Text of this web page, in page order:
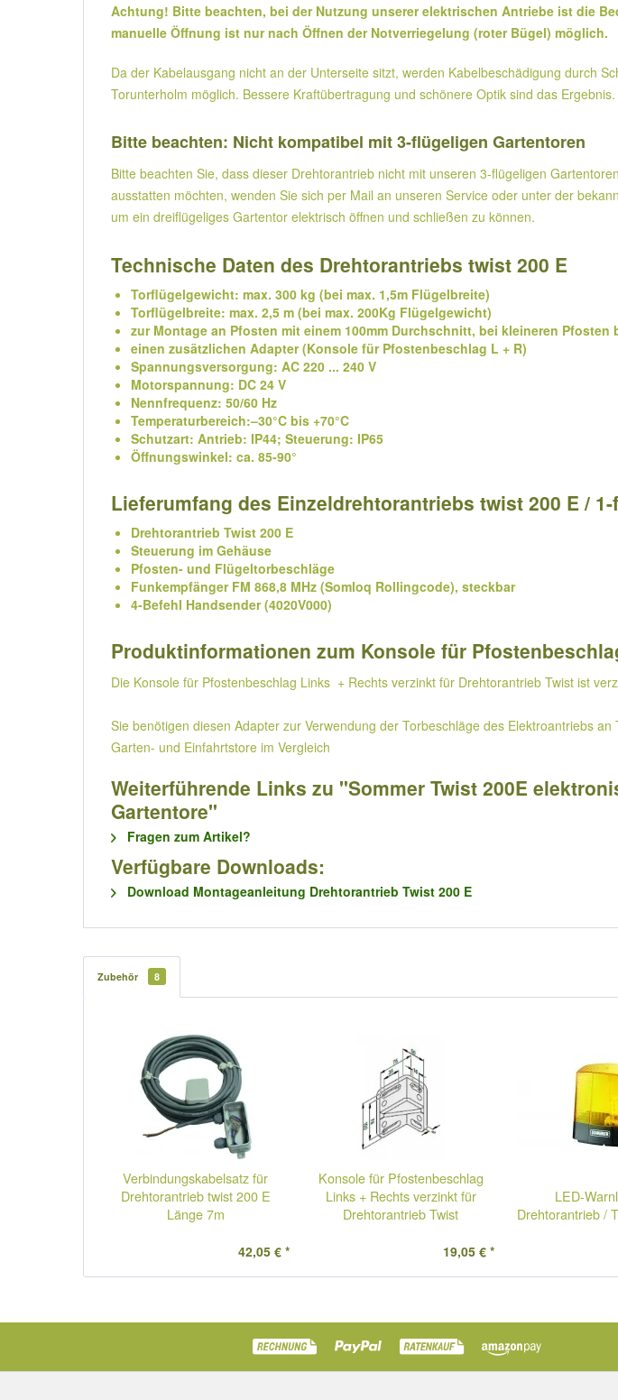
Achtung! Bitte beachten, bei der Nutzung unserer elektrischen Antriebe ist die
manuelle Öffnung ist nur nach Öffnen der Notverriegelung (roter Bügel) möglich.
Da der Kabelausgang nicht an der Unterseite sitzt, werden Kabelbeschädigung durch
Torunterholm möglich. Bessere Kraftübertragung und schönere Optik sind das Ergebnis.
Bitte beachten: Nicht kompatibel mit 3-flügeligen Gartentoren
Bitte beachten Sie, dass dieser Drehtorantrieb nicht mit unseren 3-flügeligen
ausstatten möchten, wenden Sie sich per Mail an unseren Service oder unter der
um ein dreiflügeliges Gartentor elektrisch öffnen und schließen zu können.
Technische Daten des Drehtorantriebs twist 200 E
Torflügelgewicht: max. 300 kg (bei max. 1,5m Flügelbreite)
Torflügelbreite: max. 2,5 m (bei max. 200Kg Flügelgewicht)
zur Montage an Pfosten mit einem 100mm Durchschnitt, bei kleineren Pfosten
einen zusätzlichen Adapter (Konsole für Pfostenbeschlag L + R)
Spannungsversorgung: AC 220 ... 240 V
Motorspannung: DC 24 V
Nennfrequenz: 50/60 Hz
Temperaturbereich:–30°C bis +70°C
Schutzart: Antrieb: IP44; Steuerung: IP65
Öffnungswinkel: ca. 85-90°
Lieferumfang des Einzeldrehtorantriebs twist 200 E /
Drehtorantrieb Twist 200 E
Steuerung im Gehäuse
Pfosten- und Flügeltorbeschläge
Funkempfänger FM 868,8 MHz (Somloq Rollingcode), steckbar
4-Befehl Handsender (4020V000)
Produktinformationen zum Konsole für
Die Konsole für Pfostenbeschlag Links + Rechts verzinkt für Drehtorantrieb Twist ist
Sie benötigen diesen Adapter zur Verwendung der Torbeschläge des Elektroantriebs
Garten- und Einfahrtstore im Vergleich
Weiterführende Links zu "Sommer Twist 200E
Gartentore"
Fragen zum Artikel?
Verfügbare Downloads:
Download Montageanleitung Drehtorantrieb Twist 200 E
Zubehör 8
Verbindungskabelsatz für
Drehtorantrieb twist 200 E
Länge 7m
42,05 € *
Konsole für Pfostenbeschlag
Links + Rechts verzinkt für
Drehtorantrieb Twist
19,05 € *
LED-
Drehtorantrieb /